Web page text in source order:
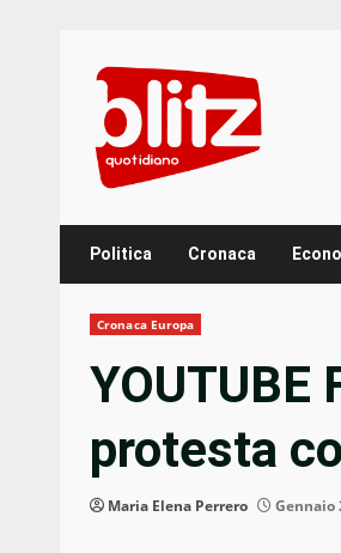
content
Politica Cronaca
Cronaca Europa
YOUTUBE
protesta
Maria Elena Perrero Gennaio